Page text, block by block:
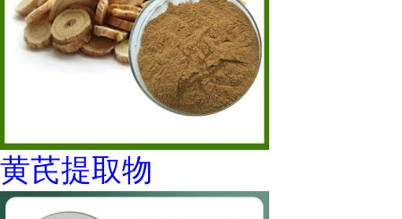
黄芪提取物